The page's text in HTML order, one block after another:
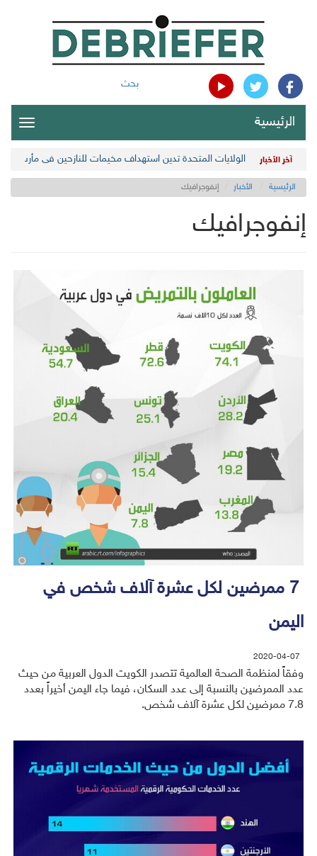
بحث
الرئيسية
آخر الأخبار غروندبرغ يبحث سبل التحضير لعملية سياسية ومعالجة الأولويات
الرئيسية الأخبار إنفوجرافيك
إنفوجرافيك
7 ممرضين لكل عشرة آلاف شخص في
اليمن
2020-04-07
وفقاً لمنظمة الصحة العالمية تتصدر الكويت الدول العربية من حيث
عدد الممرضين بالنسبة إلى عدد السكان، فيما جاء اليمن أخيراً بعدد
7.8 ممرضين لكل عشرة آلاف شخص.